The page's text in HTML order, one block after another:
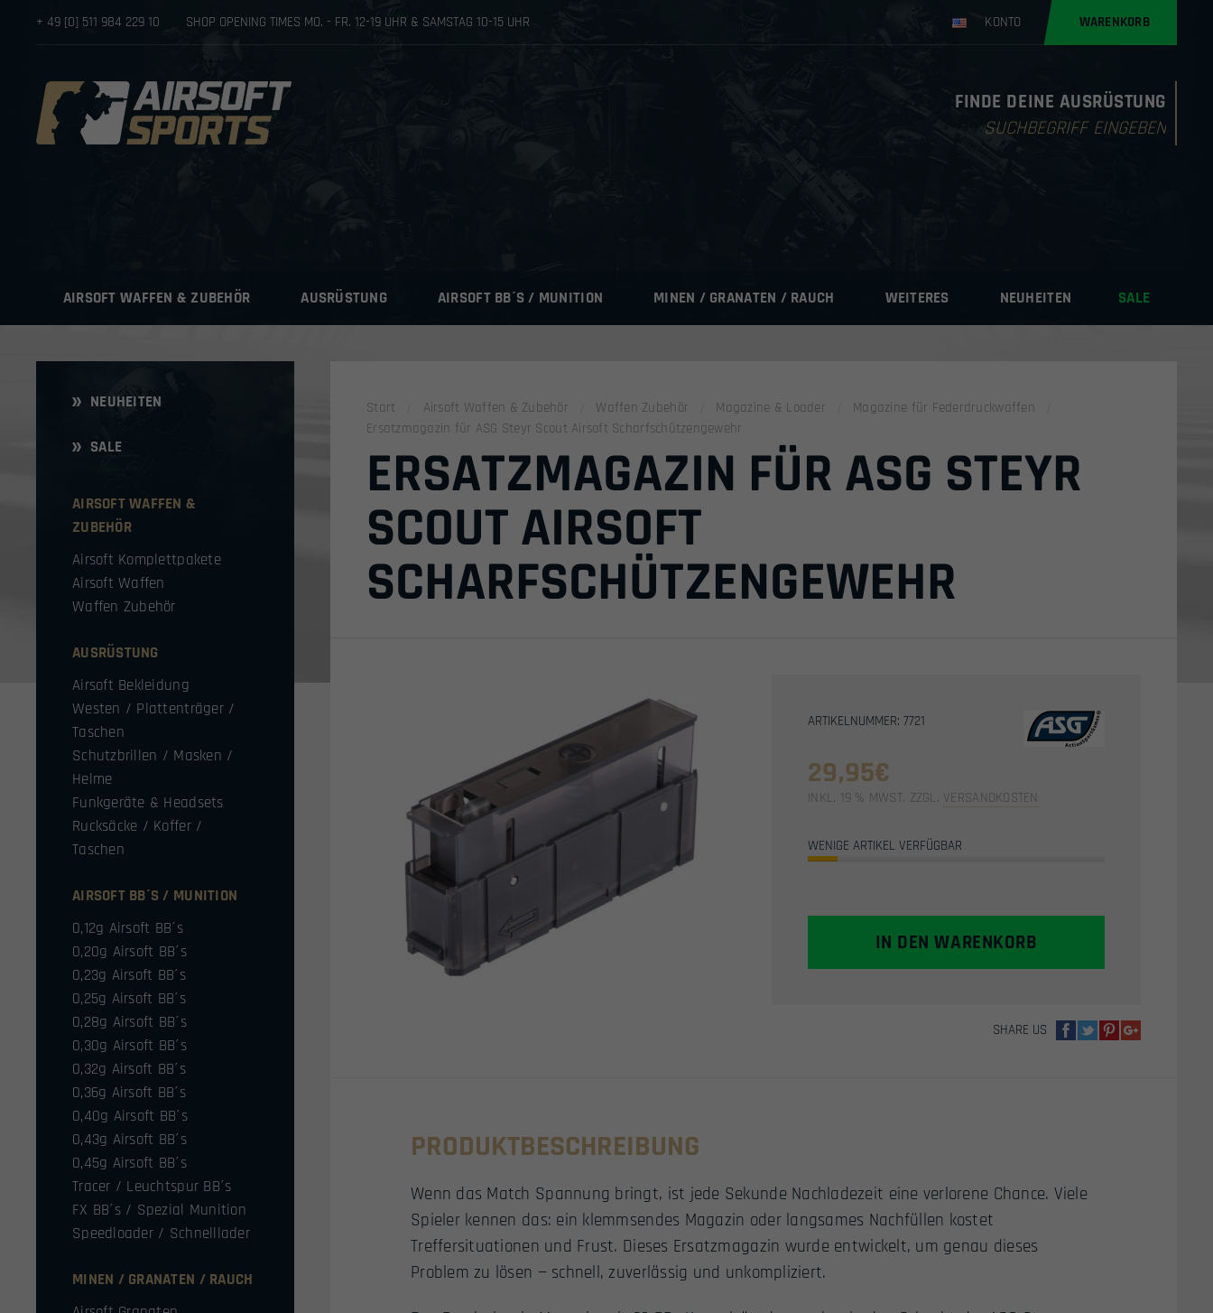
+ 49 [0] 511 984 229 10 SHOP OPENING TIMES MO. - FR. 12-19 UHR & SAMSTAG 10-15 UHR KONTO WARENKORB
FINDE DEINE AUSRÜSTUNG
Products
AIRSOFT WAFFEN & ZUBEHÖR AUSRÜSTUNG AIRSOFT BB´S / MUNITION MINEN / GRANATEN / RAUCH WEITERES NEUHEITEN SALE
NEUHEITEN
SALE
AIRSOFT WAFFEN &
ZUBEHÖR
Airsoft Komplettpakete
Airsoft Waffen
Waffen Zubehör
AUSRÜSTUNG
Airsoft Bekleidung
Westen / Plattenträger /
Taschen
Schutzbrillen / Masken /
Helme
Funkgeräte & Headsets
Rucksäcke / Koffer /
Taschen
AIRSOFT BB´S / MUNITION
0,12g Airsoft BB´s
0,20g Airsoft BB´s
0,23g Airsoft BB´s
0,25g Airsoft BB´s
0,28g Airsoft BB´s
0,30g Airsoft BB´s
0,32g Airsoft BB´s
0,36g Airsoft BB´s
0,40g Airsoft BB´s
0,43g Airsoft BB´s
0,45g Airsoft BB´s
Tracer / Leuchtspur BB´s
FX BB´s / Spezial Munition
Speedloader / Schnelllader
MINEN / GRANATEN / RAUCH
Start Airsoft Waffen & Zubehör Waffen Zubehör Magazine & Loader
Magazine für Federdruckwaffen
Ersatzmagazin für ASG Steyr Scout Airsoft Scharfschützengewehr
ERSATZMAGAZIN FÜR ASG STEYR
SCOUT AIRSOFT
SCHARFSCHÜTZENGEWEHR
ARTIKELNUMMER: 7721
29,95€
INKL. 19 % MWST. ZZGL. VERSANDKOSTEN
WENIGE ARTIKEL VERFÜGBAR
IN DEN WARENKORB
SHARE US
PRODUKTBESCHREIBUNG
Wenn das Match Spannung bringt, ist jede Sekunde Nachladezeit eine verlorene Chance. Viele
Spieler kennen das: ein klemmsendes Magazin oder langsames Nachfüllen kostet
Treffersituationen und Frust. Dieses Ersatzmagazin wurde entwickelt, um genau dieses
Problem zu lösen — schnell, zuverlässig und unkompliziert.